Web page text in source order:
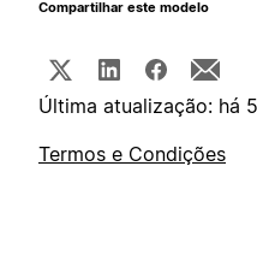
Compartilhar este modelo
Última atualização: há
Termos e Condições